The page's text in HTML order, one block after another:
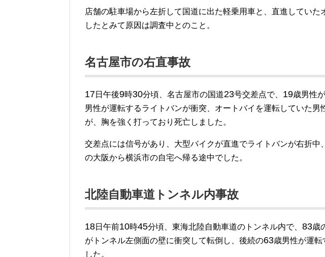
店舗の駐車場から左折して国道に出た軽乗用車と、直進していた
したとみて原因は調査中とのこと。
名古屋市の右直事故
17日午後9時30分頃、名古屋市の国道23号交差点で、 19歳男性
男性が運転するライトバンが衝突、オートバイを運転していた男
が、胸を強く打っており死亡しました。
交差点には信号があり、大型バイクが直進でライトバンが右折中
の大阪から横浜市の自宅へ帰る途中でした。
北陸自動車道トンネル内事故
18日午前10時45分頃、東海北陸自動車道のトンネル内で、 83歳
がトンネル左側面の壁に衝突して転倒し、後続の63歳男性が運転
した。